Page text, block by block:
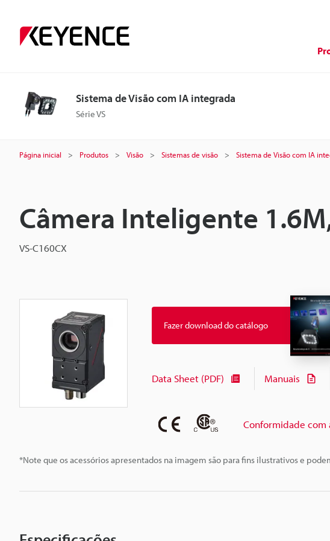
Sistema de Visão com IA integrada
Série VS
Página inicial Produtos Visão Sistemas de visão Sistema de Visão com IA
Câmera Inteligente
VS-C160CX
*Note que os acessórios apresentados na imagem são para fins ilustrativos e
Fazer download do catálogo
Data Sheet (PDF) Manuais
Conformidade com